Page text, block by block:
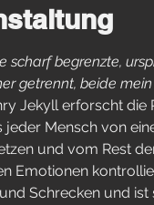
scharf begrenzte,
getrennt, beide mein
Jekyll erforscht
jeder Mensch von
und vom Rest
Emotionen
Schrecken und